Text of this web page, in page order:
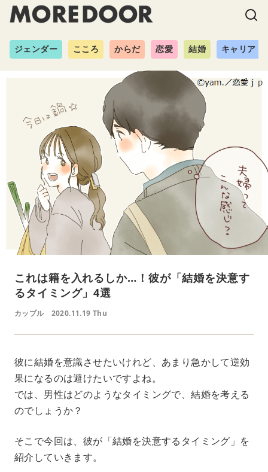
ジェンダー こころ からだ 恋愛 結婚 キャリア
これは籍を入れるしか…！彼が「結婚を決意す
るタイミング」4選
カップル 2020.11.19 Thu
彼に結婚を意識させたいけれど、あまり急かして逆効
果になるのは避けたいですよね。
では、男性はどのようなタイミングで、結婚を考える
のでしょうか？
そこで今回は、彼が「結婚を決意するタイミング」を
紹介していきます。